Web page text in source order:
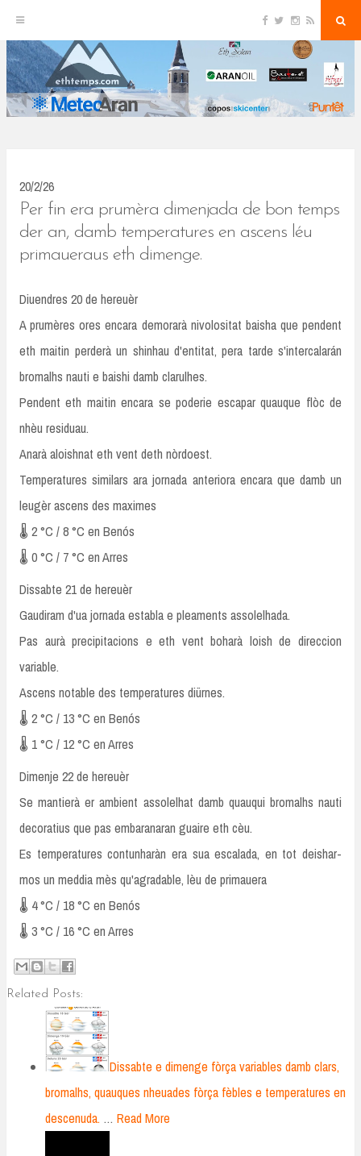
k
i
p
c
o
o
i
e
r
s
t
a
g
r
m
R
S
a
20/2/26
Per fin era prumèra dimenjada de bon temps
der an, damb temperatures en ascens léu
primaueraus eth dimenge.
Diuendres 20 de hereuèr
A prumères ores encara demorarà nivolositat baisha que pendent
eth maitin perderà un shinhau d'entitat, pera tarde s'intercalarán
bromalhs nauti e baishi damb clarulhes.
Pendent eth maitin encara se poderie escapar quauque flòc de
nhèu residuau.
Anarà aloishnat eth vent deth nòrdoest.
Temperatures similars ara jornada anteriora encara que damb un
leugèr ascens des maximes
🌡️ 2 °C / 8 °C en Benós
🌡️ 0 °C / 7 °C en Arres
Dissabte 21 de hereuèr
Gaudiram d'ua jornada establa e pleaments assolelhada.
Pas aurà precipitacions e eth vent boharà loish de direccion
variable.
Ascens notable des temperatures diürnes.
🌡️ 2 °C / 13 °C en Benós
🌡️ 1 °C / 12 °C en Arres
Dimenje 22 de hereuèr
Se mantierà er ambient assolelhat damb quauqui bromalhs nauti
decoratius que pas embaranaran guaire eth cèu.
Es temperatures contunharàn era sua escalada, en tot deishar-
mos un meddia mès qu'agradable, lèu de primauera
🌡️ 4 °C / 18 °C en Benós
🌡️ 3 °C / 16 °C en Arres
Related Posts:
Dissabte e dimenge fòrça variables damb clars,
bromalhs, quauques nheuades fòrça fèbles e temperatures en
descenuda. … Read More